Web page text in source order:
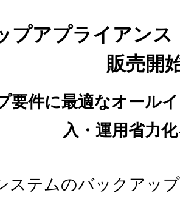
プアプライアンス
販売開
要件に最適なオール
入・運用省力
ステムのバックアッ